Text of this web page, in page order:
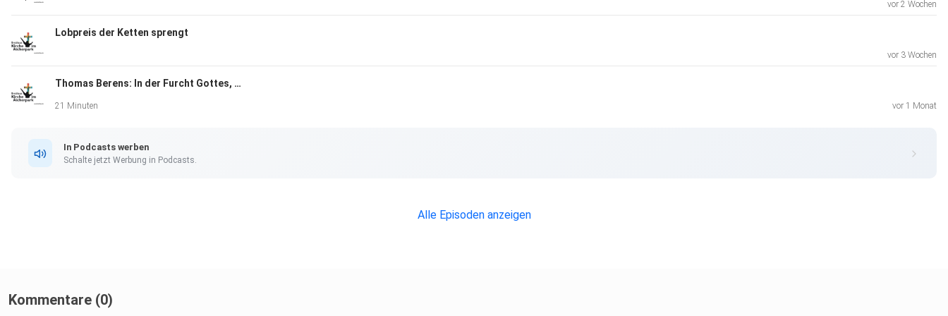
vor 2 Wochen
Lobpreis der Ketten sprengt
vor 3 Wochen
Thomas Berens: In der Furcht Gottes, ohne Angst leben
21 Minuten vor 1 Monat
In Podcasts werben
Schalte jetzt Werbung in Podcasts.
Alle Episoden anzeigen
Kommentare (0)